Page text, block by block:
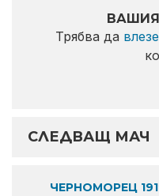
Трябва да
СЛЕДВАЩ МАЧ
ЧЕРНОМОРЕЦ